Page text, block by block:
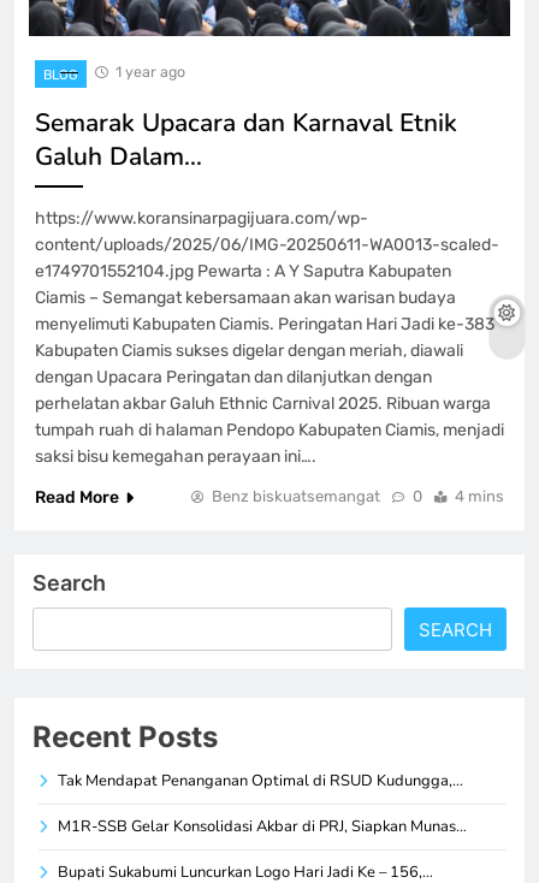
BLOG 1 year ago
Semarak Upacara dan Karnaval Etnik
Galuh Dalam…
https://www.koransinarpagijuara.com/wp-
content/uploads/2025/06/IMG-20250611-WA0013-scaled-
e1749701552104.jpg Pewarta : A Y Saputra Kabupaten
Ciamis – Semangat kebersamaan akan warisan budaya
menyelimuti Kabupaten Ciamis. Peringatan Hari Jadi ke-383
Kabupaten Ciamis sukses digelar dengan meriah, diawali
dengan Upacara Peringatan dan dilanjutkan dengan
perhelatan akbar Galuh Ethnic Carnival 2025. Ribuan warga
tumpah ruah di halaman Pendopo Kabupaten Ciamis, menjadi
saksi bisu kemegahan perayaan ini….
Read More
Benz biskuatsemangat 0 4 mins
Search
SEARCH
Recent Posts
Tak Mendapat Penanganan Optimal di RSUD Kudungga,…
M1R-SSB Gelar Konsolidasi Akbar di PRJ, Siapkan Munas…
Bupati Sukabumi Luncurkan Logo Hari Jadi Ke – 156,…